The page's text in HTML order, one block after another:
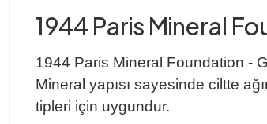
1944 Paris Mineral
1944 Paris Mineral Foundation -
Mineral yapısı sayesinde ciltte
tipleri için uygundur.